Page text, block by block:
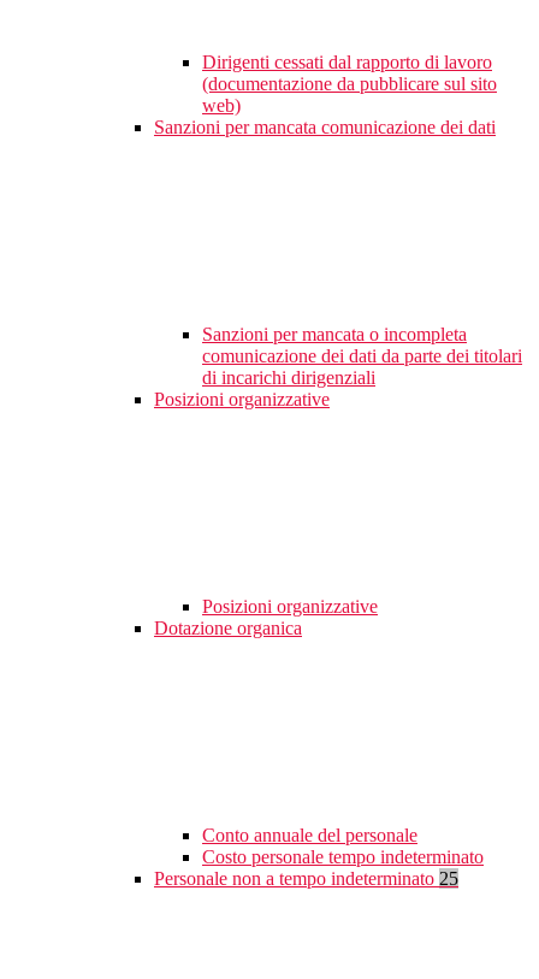
Dirigenti cessati dal rapporto di lavoro
(documentazione da pubblicare sul sito
web)
Sanzioni per mancata comunicazione dei dati
Sanzioni per mancata o incompleta
comunicazione dei dati da parte dei titolari
di incarichi dirigenziali
Posizioni organizzative
Posizioni organizzative
Dotazione organica
Conto annuale del personale
Costo personale tempo indeterminato
Personale non a tempo indeterminato 25